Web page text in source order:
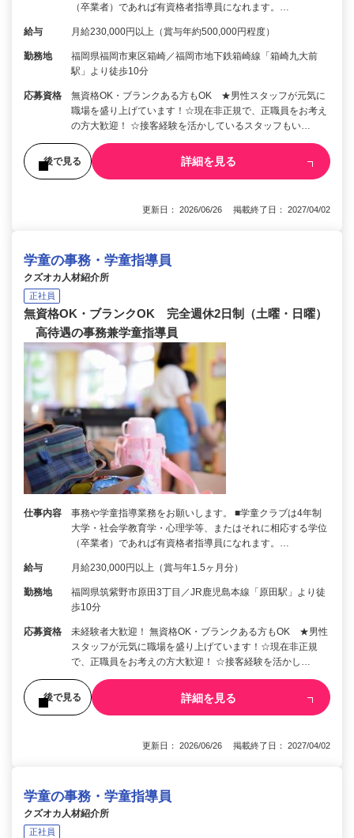
（卒業者）であれば有資格者指導員になれます。…
給与 月給230,000円以上（賞与年約500,000円程度）
勤務地
福岡県福岡市東区箱崎／福岡市地下鉄箱崎線「箱崎九大前
駅」より徒歩10分
応募資格
無資格OK・ブランクある方もOK ★男性スタッフが元気に
職場を盛り上げています！☆現在非正規で、正職員をお考え
の方大歓迎！ ☆接客経験を活かしているスタッフもい…
後で見る 詳細を見る
更新日： 2026/06/26 掲載終了日： 2027/04/02
学童の事務・学童指導員
クズオカ人材紹介所
正社員
無資格OK・ブランクOK 完全週休2日制（土曜・日曜）
高待遇の事務兼学童指導員
仕事内容
事務や学童指導業務をお願いします。 ■学童クラブは4年制
大学・社会学教育学・心理学等、またはそれに相応する学位
（卒業者）であれば有資格者指導員になれます。…
給与 月給230,000円以上（賞与年1.5ヶ月分）
勤務地
福岡県筑紫野市原田3丁目／JR鹿児島本線「原田駅」より徒
歩10分
応募資格
未経験者大歓迎！ 無資格OK・ブランクある方もOK ★男性
スタッフが元気に職場を盛り上げています！☆現在非正規
で、正職員をお考えの方大歓迎！ ☆接客経験を活かし…
後で見る 詳細を見る
更新日： 2026/06/26 掲載終了日： 2027/04/02
学童の事務・学童指導員
クズオカ人材紹介所
正社員